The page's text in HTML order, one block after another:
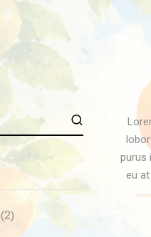
(2)
purus
eu